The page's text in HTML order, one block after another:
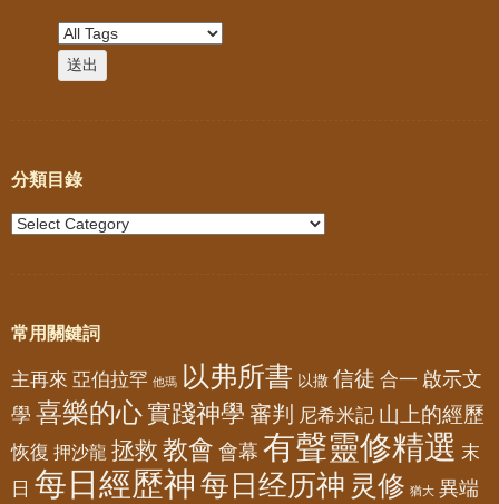
分類目錄
常用關鍵詞
主再來 亞伯拉罕 他瑪 以弗所書 以撒 信徒 合一 啟示文
學 喜樂的心實踐神學 審判 尼希米記 山上的經歷
恢復 押沙龍 拯救 教會 會幕 有聲靈修精選 末
日 每日經歷神 每日经历神 灵修 猶大 異端